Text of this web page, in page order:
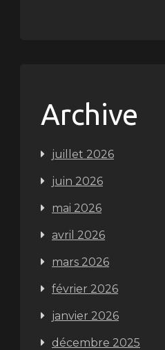
Archive
juillet 2026
juin 2026
mai 2026
avril 2026
mars 2026
février 2026
janvier 2026
décembre 2025